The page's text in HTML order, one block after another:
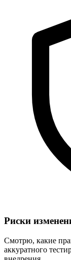
Риски
Смотрю, какие
аккуратного